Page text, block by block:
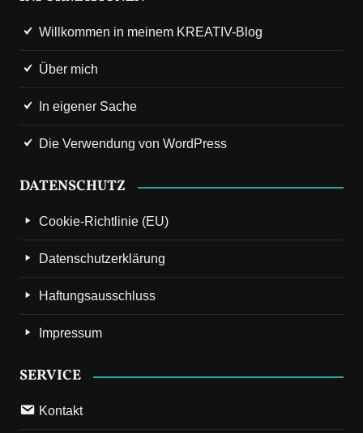
Willkommen in meinem KREATIV-Blog
Über mich
In eigener Sache
Die Verwendung von WordPress
DATENSCHUTZ
Cookie-Richtlinie (EU)
Datenschutzerklärung
Haftungsausschluss
Impressum
SERVICE
Kontakt